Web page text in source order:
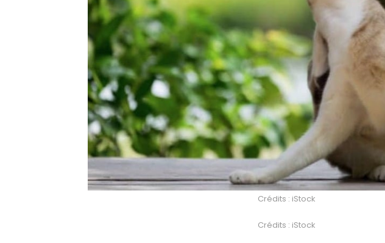
Crédits : iStock
Crédits : iStock